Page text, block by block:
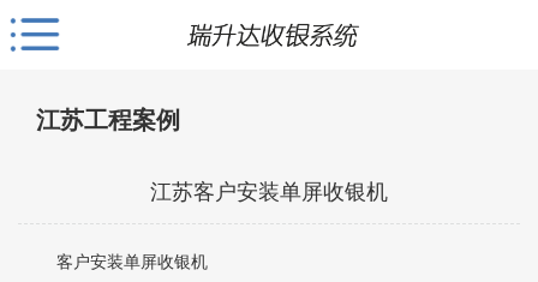
江苏工程案例
江苏客户安装单屏收银机
客户安装单屏收银机